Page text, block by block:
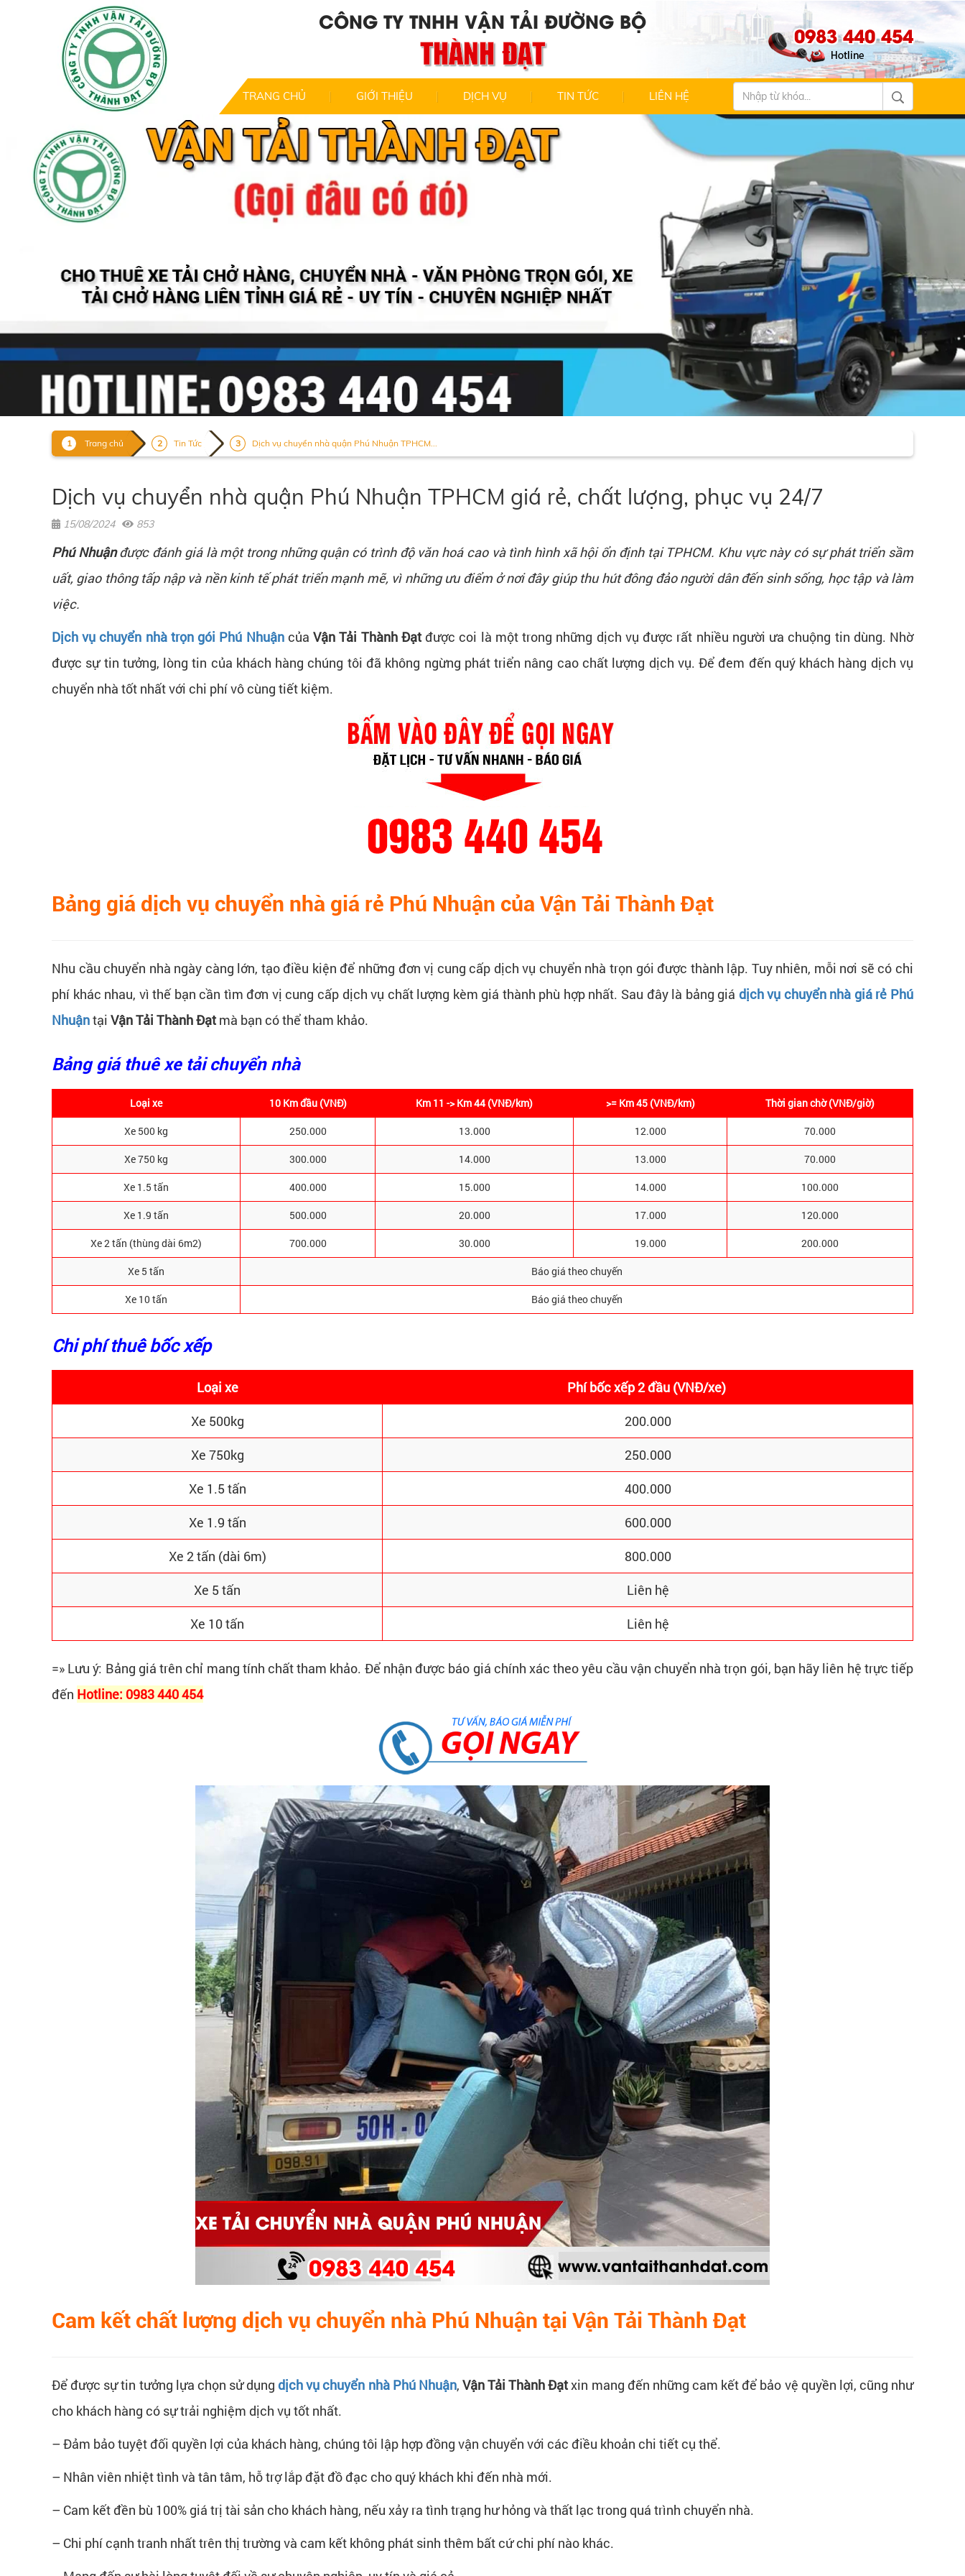
CÔNG TY TNHH VẬN TẢI ĐƯỜNG BỘ
THÀNH ĐẠT 0983 440 454
TRANG CHỦ GIỚI THIỆU DỊCH VỤ TIN TỨC LIÊN HỆ
Trang chủ Tin Tức Dịch vụ chuyển nhà quận Phú Nhuận TPHCM...
Dịch vụ chuyển nhà quận Phú Nhuận TPHCM giá rẻ, chất lượng, phục vụ 24/7
15/08/2024 853
Phú Nhuậnđược đánh giá là một trong những quận có trình độ văn hoá cao và tình hình xã hội ổn định tại TPHCM. Khu vực này có sự phát triển sầm
uất, giao thông tấp nập và nền kinh tế phát triển mạnh mẽ, vì những ưu điểm ở nơi đây giúp thu hút đông đảo người dân đến sinh sống, học tập và làm
việc.
Dịch vụ chuyển nhà trọn gói Phú NhuậncủaVận Tải Thành Đạtđược coi là một trong những dịch vụ được rất nhiều người ưa chuộng tin dùng. Nhờ
được sự tin tưởng, lòng tin của khách hàng chúng tôi đã không ngừng phát triển nâng cao chất lượng dịch vụ. Để đem đến quý khách hàng dịch vụ
chuyển nhà tốt nhất với chi phí vô cùng tiết kiệm.
Bảng giá dịch vụ chuyển nhà giá rẻ Phú Nhuận của Vận Tải Thành Đạt
Nhu cầu chuyển nhà ngày càng lớn, tạo điều kiện để những đơn vị cung cấp dịch vụ chuyển nhà trọn gói được thành lập. Tuy nhiên, mỗi nơi sẽ có chi
phí khác nhau, vì thế bạn cần tìm đơn vị cung cấp dịch vụ chất lượng kèm giá thành phù hợp nhất. Sau đây là bảng giá dịch vụ chuyển nhà giá rẻ Phú
Nhuậntại Vận Tải Thành Đạt mà bạn có thể tham khảo.
Bảng giá thuê xe tải chuyển nhà
Loại xe 10 Km đầu (VNĐ) Km 11 -> Km 44 (VNĐ/km) >= Km 45 (VNĐ/km) Thời gian chờ (VNĐ/giờ)
Xe 500 kg 250.000 13.000 12.000 70.000
Xe 750 kg 300.000 14.000 13.000 70.000
Xe 1.5 tấn 400.000 15.000 14.000 100.000
Xe 1.9 tấn 500.000 20.000 17.000 120.000
Xe 2 tấn (thùng dài 6m2) 700.000 30.000 19.000 200.000
Xe 5 tấn Báo giá theo chuyến
Xe 10 tấn Báo giá theo chuyến
Chi phí thuê bốc xếp
Loại xe
Phí bốc xếp 2 đầu (VNĐ/xe)
Xe 500kg
200.000
Xe 750kg
250.000
Xe 1.5 tấn
400.000
Xe 1.9 tấn
600.000
Xe 2 tấn (dài 6m)
800.000
Xe 5 tấn
Liên hệ
Xe 10 tấn
Liên hệ
=» Lưu ý: Bảng giá trên chỉ mang tính chất tham khảo. Để nhận được báo giá chính xác theo yêu cầu vận chuyển nhà trọn gói, bạn hãy liên hệ trực tiếp
đến Hotline: 0983 440 454
Cam kết chất lượng dịch vụ chuyển nhà Phú Nhuận tại Vận Tải Thành Đạt
Để được sự tin tưởng lựa chọn sử dụngdịch vụ chuyển nhà Phú Nhuận, Vận Tải Thành Đạtxin mang đến những cam kết để bảo vệ quyền lợi, cũng như
cho khách hàng có sự trải nghiệm dịch vụ tốt nhất.
– Đảm bảo tuyệt đối quyền lợi của khách hàng, chúng tôi lập hợp đồng vận chuyển với các điều khoản chi tiết cụ thể.
– Nhân viên nhiệt tình và tân tâm, hỗ trợ lắp đặt đồ đạc cho quý khách khi đến nhà mới.
– Cam kết đền bù 100% giá trị tài sản cho khách hàng, nếu xảy ra tình trạng hư hỏng và thất lạc trong quá trình chuyển nhà.
– Chi phí cạnh tranh nhất trên thị trường và cam kết không phát sinh thêm bất cứ chi phí nào khác.